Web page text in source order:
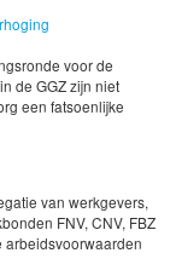
voor de
de GGZ zijn niet
een fatsoenlijke
van werkgevers,
FNV, CNV, FBZ
arbeidsvoorwaarden